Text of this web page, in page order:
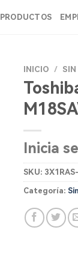
PRODUCTOS
INICIO /
Inicia
SKU:
Categoría: